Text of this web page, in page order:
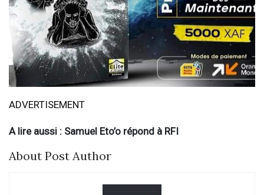
ADVERTISEMENT
A lire aussi : Samuel Eto’o répond à RFI
About Post Author